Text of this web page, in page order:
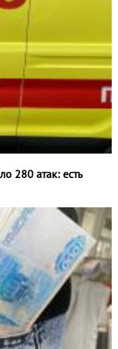
280 атак: есть